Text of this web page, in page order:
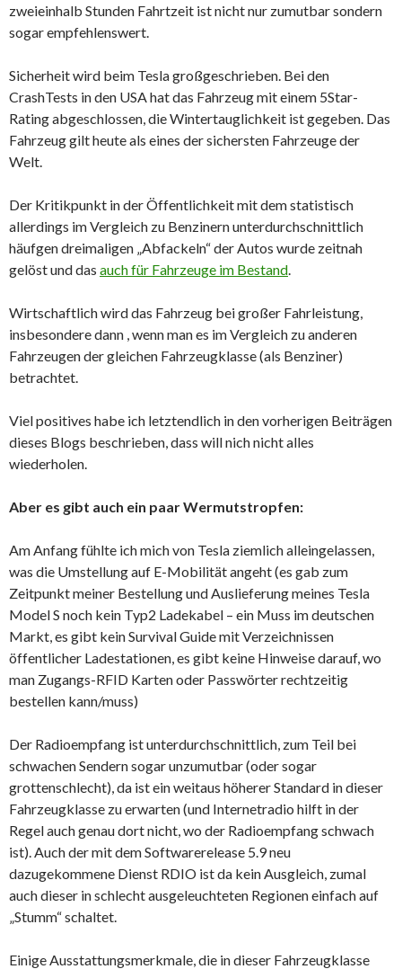
zweieinhalb Stunden Fahrtzeit ist nicht nur zumutbar sondern
sogar empfehlenswert.
Sicherheit wird beim Tesla großgeschrieben. Bei den
CrashTests in den USA hat das Fahrzeug mit einem 5Star-
Rating abgeschlossen, die Wintertauglichkeit ist gegeben. Das
Fahrzeug gilt heute als eines der sichersten Fahrzeuge der
Welt.
Der Kritikpunkt in der Öffentlichkeit mit dem statistisch
allerdings im Vergleich zu Benzinern unterdurchschnittlich
häufgen dreimaligen „Abfackeln“ der Autos wurde zeitnah
gelöst und das auch für Fahrzeuge im Bestand.
Wirtschaftlich wird das Fahrzeug bei großer Fahrleistung,
insbesondere dann , wenn man es im Vergleich zu anderen
Fahrzeugen der gleichen Fahrzeugklasse (als Benziner)
betrachtet.
Viel positives habe ich letztendlich in den vorherigen Beiträgen
dieses Blogs beschrieben, dass will nich nicht alles
wiederholen.
Aber es gibt auch ein paar Wermutstropfen:
Am Anfang fühlte ich mich von Tesla ziemlich alleingelassen,
was die Umstellung auf E-Mobilität angeht (es gab zum
Zeitpunkt meiner Bestellung und Auslieferung meines Tesla
Model S noch kein Typ2 Ladekabel – ein Muss im deutschen
Markt, es gibt kein Survival Guide mit Verzeichnissen
öffentlicher Ladestationen, es gibt keine Hinweise darauf, wo
man Zugangs-RFID Karten oder Passwörter rechtzeitig
bestellen kann/muss)
Der Radioempfang ist unterdurchschnittlich, zum Teil bei
schwachen Sendern sogar unzumutbar (oder sogar
grottenschlecht), da ist ein weitaus höherer Standard in dieser
Fahrzeugklasse zu erwarten (und Internetradio hilft in der
Regel auch genau dort nicht, wo der Radioempfang schwach
ist). Auch der mit dem Softwarerelease 5.9 neu
dazugekommene Dienst RDIO ist da kein Ausgleich, zumal
auch dieser in schlecht ausgeleuchteten Regionen einfach auf
„Stumm“ schaltet.
Einige Ausstattungsmerkmale, die in dieser Fahrzeugklasse